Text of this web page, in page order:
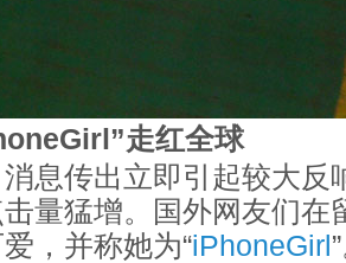
走红全球
传出立即引起较大反
量猛增。国外网友们在
，并称她为“iPhoneGirl